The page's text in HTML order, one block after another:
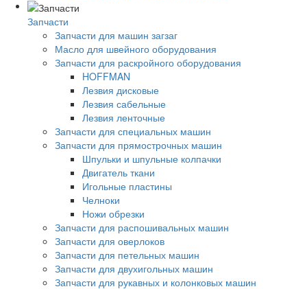
Запчасти
Запчасти для машин загзаг
Масло для швейного оборудования
Запчасти для раскройного оборудования
HOFFMAN
Лезвия дисковые
Лезвия сабельные
Лезвия ленточные
Запчасти для специальных машин
Запчасти для прямострочных машин
Шпульки и шпульные колпачки
Двигатель ткани
Игольные пластины
Челноки
Ножи обрезки
Запчасти для распошивальных машин
Запчасти для оверлоков
Запчасти для петельных машин
Запчасти для двухигольных машин
Запчасти для рукавных и колонковых машин